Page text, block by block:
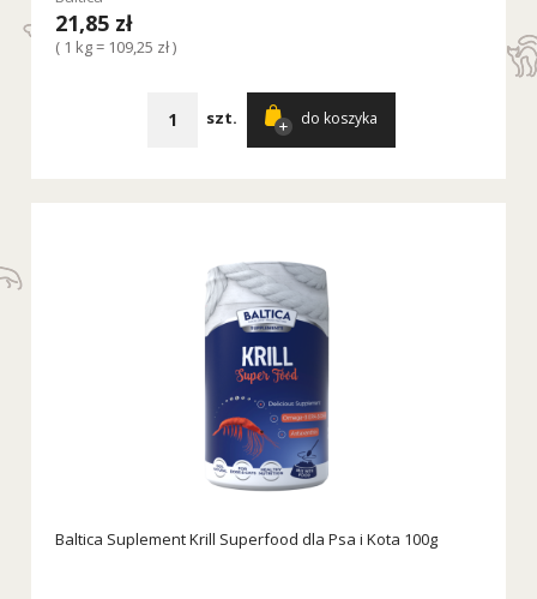
21,85 zł
( 1 kg = 109,25 zł )
szt. do koszyka
Baltica Suplement Krill Superfood dla Psa i Kota 100g